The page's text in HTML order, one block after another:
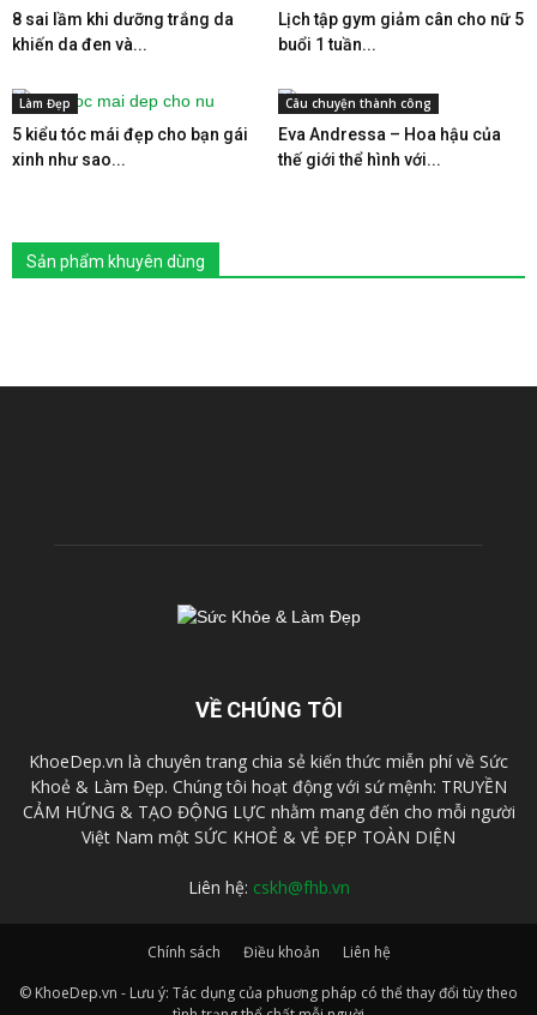
8 sai lầm khi dưỡng trắng da
khiến da đen và...
Lịch tập gym giảm cân cho nữ 5
buổi 1 tuần...
Làm Đẹp
5 kiểu tóc mái đẹp cho bạn gái
xinh như sao...
Câu chuyện thành công
Eva Andressa – Hoa hậu của
thế giới thể hình với...
Sản phẩm khuyên dùng
VỀ CHÚNG TÔI
KhoeDep.vn là chuyên trang chia sẻ kiến thức miễn phí về Sức
Khoẻ & Làm Đẹp. Chúng tôi hoạt động với sứ mệnh: TRUYỀN
CẢM HỨNG & TẠO ĐỘNG LỰC nhằm mang đến cho mỗi người
Việt Nam một SỨC KHOẺ & VẺ ĐẸP TOÀN DIỆN
Liên hệ: cskh@fhb.vn
Chính sách Điều khoản
Liên hệ
© KhoeDep.vn - Lưu ý: Tác dụng của phuơng pháp có thể thay đổi tùy theo